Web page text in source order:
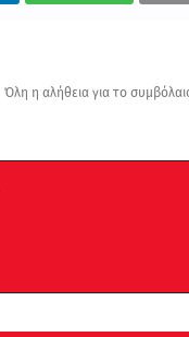
Όλη η αλήθεια για το